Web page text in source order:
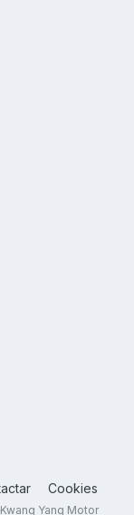
Cookies
Yang Motor